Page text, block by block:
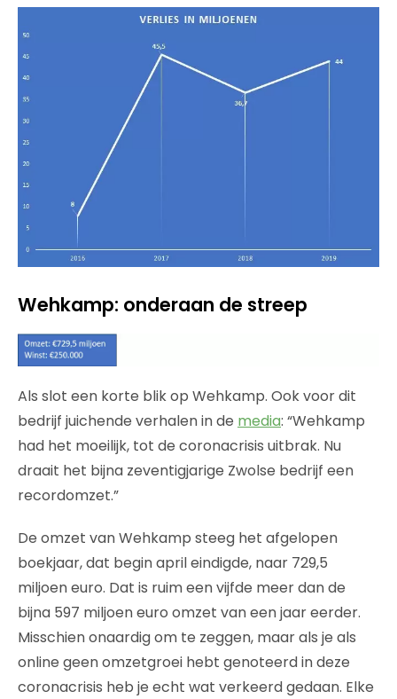
Wehkamp: onderaan de streep
Als slot een korte blik op Wehkamp. Ook voor dit
bedrijf juichende verhalen in de media: “Wehkamp
had het moeilijk, tot de coronacrisis uitbrak. Nu
draait het bijna zeventigjarige Zwolse bedrijf een
recordomzet.”
De omzet van Wehkamp steeg het afgelopen
boekjaar, dat begin april eindigde, naar 729,5
miljoen euro. Dat is ruim een vijfde meer dan de
bijna 597 miljoen euro omzet van een jaar eerder.
Misschien onaardig om te zeggen, maar als je als
online geen omzetgroei hebt genoteerd in deze
coronacrisis heb je echt wat verkeerd gedaan. Elke